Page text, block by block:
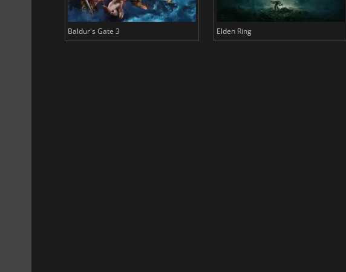
Baldur's Gate 3 Elden Ring